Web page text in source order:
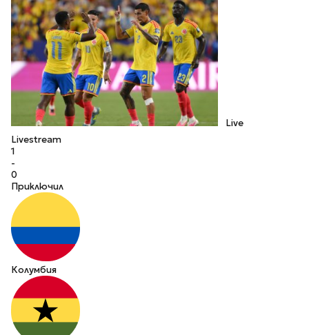
Live
Livestream
1
-
0
Приключил
Колумбия